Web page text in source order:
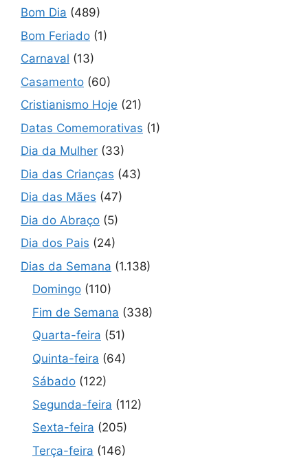
Bom Dia (489)
Bom Feriado (1)
Carnaval (13)
Casamento (60)
Cristianismo Hoje (21)
Datas Comemorativas (1)
Dia da Mulher (33)
Dia das Crianças (43)
Dia das Mães (47)
Dia do Abraço (5)
Dia dos Pais (24)
Dias da Semana (1.138)
Domingo (110)
Fim de Semana (338)
Quarta-feira (51)
Quinta-feira (64)
Sábado (122)
Segunda-feira (112)
Sexta-feira (205)
Terça-feira (146)